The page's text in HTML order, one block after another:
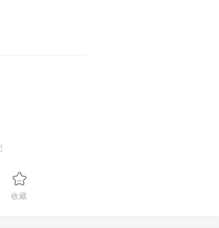
收藏